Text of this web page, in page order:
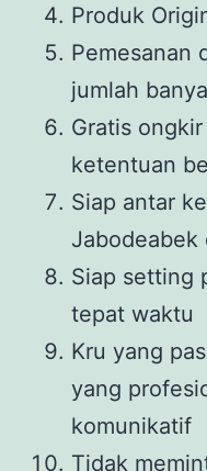
Produk
Pemesanan
jumlah
Gratis
ketentuan
Siap antar
Jabodeabek
Siap setting
tepat waktu
Kru yang
yang
komunikatif
Tidak